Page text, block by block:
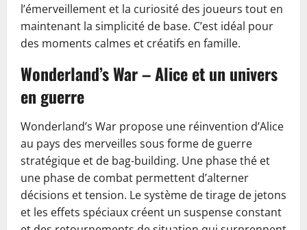
l’émerveillement et la curiosité des joueurs tout en
maintenant la simplicité de base. C’est idéal pour
des moments calmes et créatifs en famille.
Wonderland’s War – Alice et un univers
en guerre
Wonderland’s War propose une réinvention d’Alice
au pays des merveilles sous forme de guerre
stratégique et de bag-building. Une phase thé et
une phase de combat permettent d’alterner
décisions et tension. Le système de tirage de jetons
et les effets spéciaux créent un suspense constant